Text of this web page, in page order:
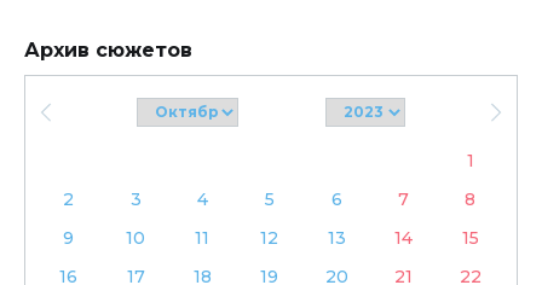
Архив сюжетов
1
2
3 4 5 6 7
8
9
10 11 12 13 14
15
16
17 18 19 20 21 22